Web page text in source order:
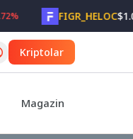
FIGR_HELOC$1.05
Kriptolar
Magazin